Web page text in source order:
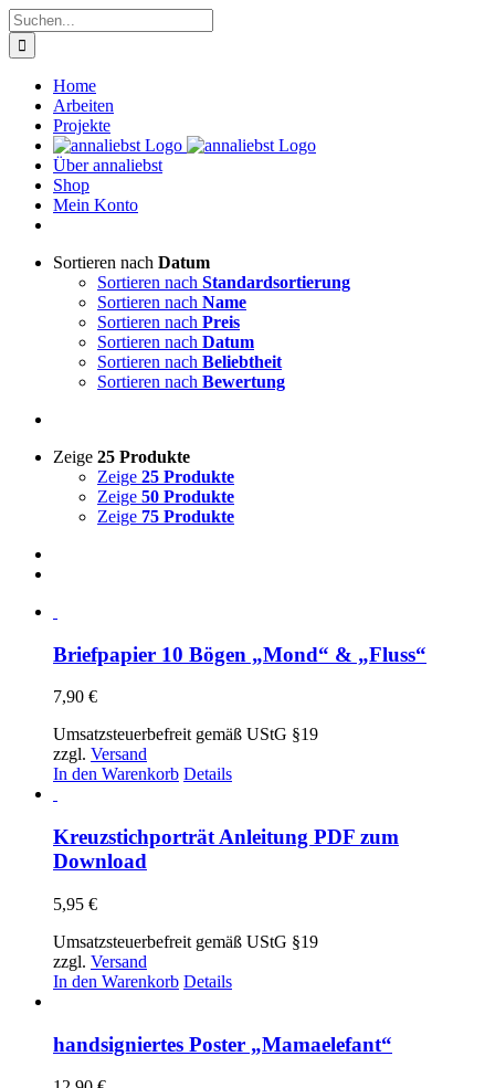
Zum
Inhalt
springen
Suche
nach:
Home
Arbeiten
Projekte
Über annaliebst
Shop
Mein Konto
Sortieren nach Datum
Sortieren nach Standardsortierung
Sortieren nach Name
Sortieren nach Preis
Sortieren nach Datum
Sortieren nach Beliebtheit
Sortieren nach Bewertung
Zeige 25 Produkte
Zeige 25 Produkte
Zeige 50 Produkte
Zeige 75 Produkte
Briefpapier 10 Bögen „Mond“ & „Fluss“
7,90 €
Umsatzsteuerbefreit gemäß UStG §19
zzgl. Versand
In den Warenkorb Details
Kreuzstichporträt Anleitung PDF zum
Download
5,95 €
Umsatzsteuerbefreit gemäß UStG §19
zzgl. Versand
In den Warenkorb Details
handsigniertes Poster „Mamaelefant“